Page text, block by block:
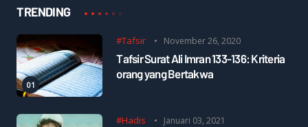
TRENDING
#Tafsir November 26, 2020
Tafsir Surat Ali Imran 133-136: Kriteria
orang yang Bertakwa
#Hadis Januari 03, 2021